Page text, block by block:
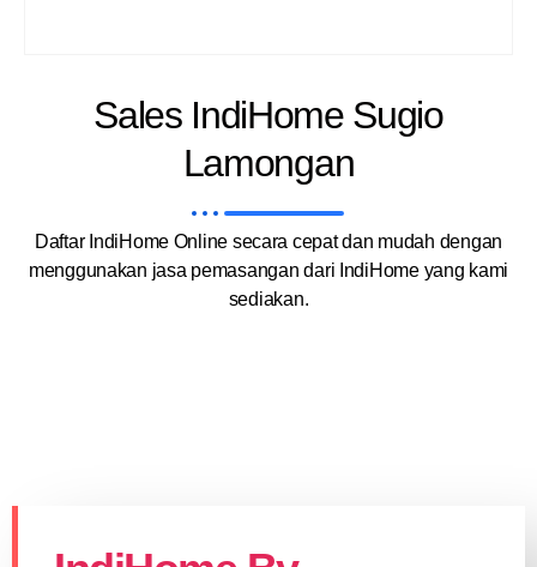
Sales IndiHome Sugio
Lamongan
Daftar IndiHome Online secara cepat dan mudah dengan
menggunakan jasa pemasangan dari IndiHome yang kami
sediakan.